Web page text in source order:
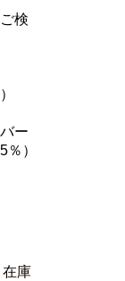
検
ー
）
庫